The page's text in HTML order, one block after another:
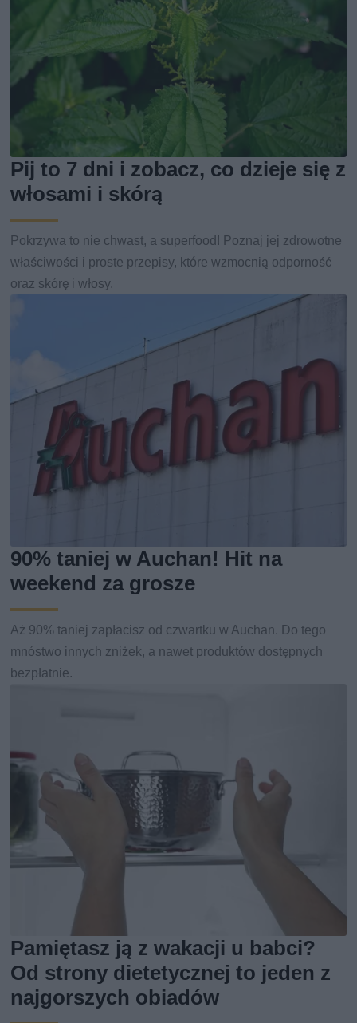
Pij to 7 dni i zobacz, co dzieje się z
włosami i skórą
Pokrzywa to nie chwast, a superfood! Poznaj jej zdrowotne
właściwości i proste przepisy, które wzmocnią odporność
oraz skórę i włosy.
90% taniej w Auchan! Hit na
weekend za grosze
Aż 90% taniej zapłacisz od czwartku w Auchan. Do tego
mnóstwo innych zniżek, a nawet produktów dostępnych
bezpłatnie.
Pamiętasz ją z wakacji u babci?
Od strony dietetycznej to jeden z
najgorszych obiadów